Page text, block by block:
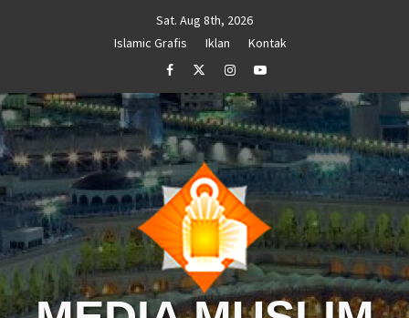
Sat. Aug 8th, 2026
Islamic Grafis
Iklan
Kontak
FacebookTwitterInstagramYoutube